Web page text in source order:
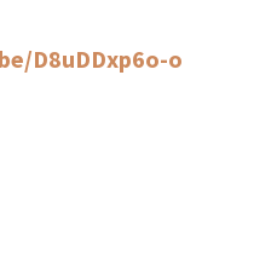
D8uDDxp6o-o